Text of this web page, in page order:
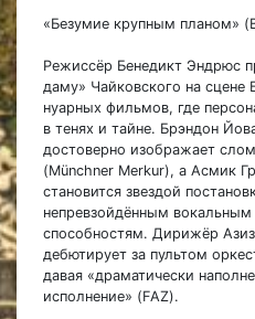
«Безумие крупным планом»
Режиссёр Бенедикт Эндрюс
даму» Чайковского на сцене
нуарных фильмов, где
в тенях и тайне. Брэндон
достоверно изображает
(Münchner Merkur), а Асмик
становится звездой
непревзойдённым
способностям. Дирижёр
дебютирует за пультом
давая «драматически
исполнение» (FAZ).